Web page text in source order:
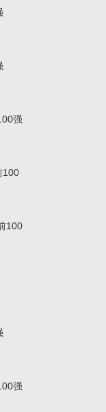
强
100
100
强